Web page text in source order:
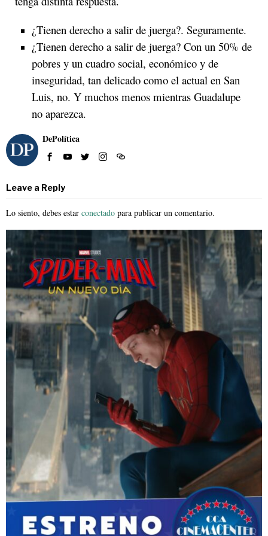
¿Tienen derecho a salir de juerga?. Seguramente.
¿Tienen derecho a salir de juerga? Con un 50% de
pobres y un cuadro social, económico y de
inseguridad, tan delicado como el actual en San
Luis, no. Y muchos menos mientras Guadalupe
no aparezca.
DePolítica
Leave a Reply
Lo siento, debes estar conectado para publicar un comentario.